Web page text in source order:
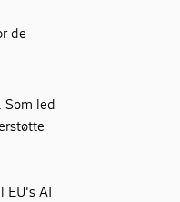
de
Som led
EU's AI